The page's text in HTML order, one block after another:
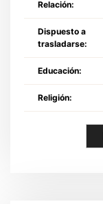
Relación:
Dispuesto a
trasladarse:
Educación:
Religión: